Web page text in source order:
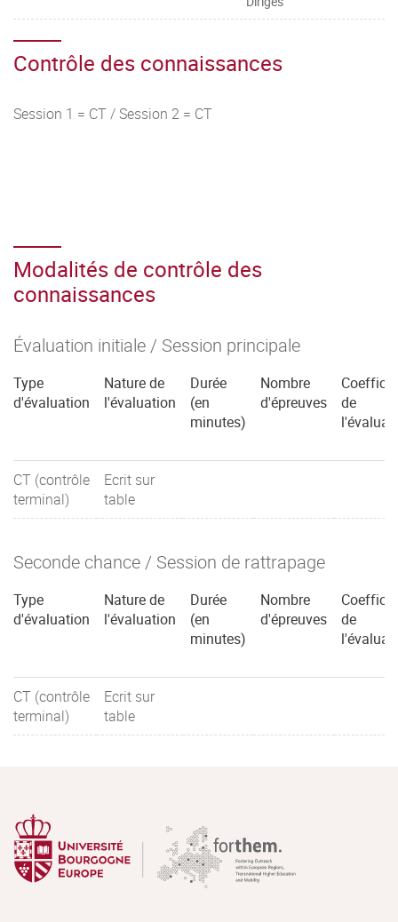
Contrôle des connaissances
Session 1 = CT / Session 2 = CT
Modalités de contrôle des
connaissances
Évaluation initiale / Session principale
Type
d'évaluation
Nature de
l'évaluation
Durée
(en
minutes)
Nombre
d'épreuves
de
CT (contrôle
terminal)
Ecrit sur
table
Seconde chance / Session de rattrapage
Type
d'évaluation
Nature de
l'évaluation
Durée
(en
minutes)
Nombre
d'épreuves
de
CT (contrôle
terminal)
Ecrit sur
table